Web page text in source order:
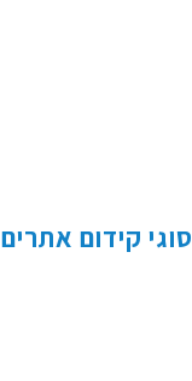
סוגי קידום אתרים